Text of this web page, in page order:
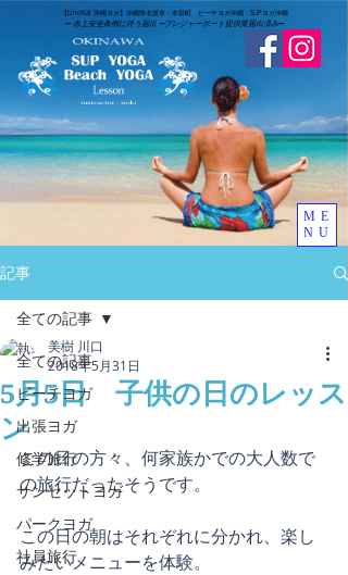
​【LinoKai 沖縄ヨガ】沖縄県名護市・本部町 ビーチヨガ沖縄・SUPヨガ沖縄
➖ 水上安全条例に伴う届出 ➖​プレジャーボート提供業届出済み➖
ME
NU
記事
全ての記事
ビーチヨガ
出張ヨガ
修学旅行
サンセットヨガ
パークヨガ
社員旅行
全ての記事
5月5日 子供の日のレッス
ン
美樹 川口
2018年5月31日
この日の方々、何家族かでの大人数で
の旅行だったそうです。
この日の朝はそれぞれに分かれ、楽し
みたいメニューを体験。